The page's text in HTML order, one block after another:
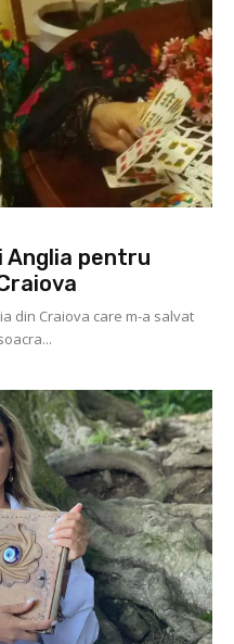
Anglia pentru
din Craiova care m-a salvat